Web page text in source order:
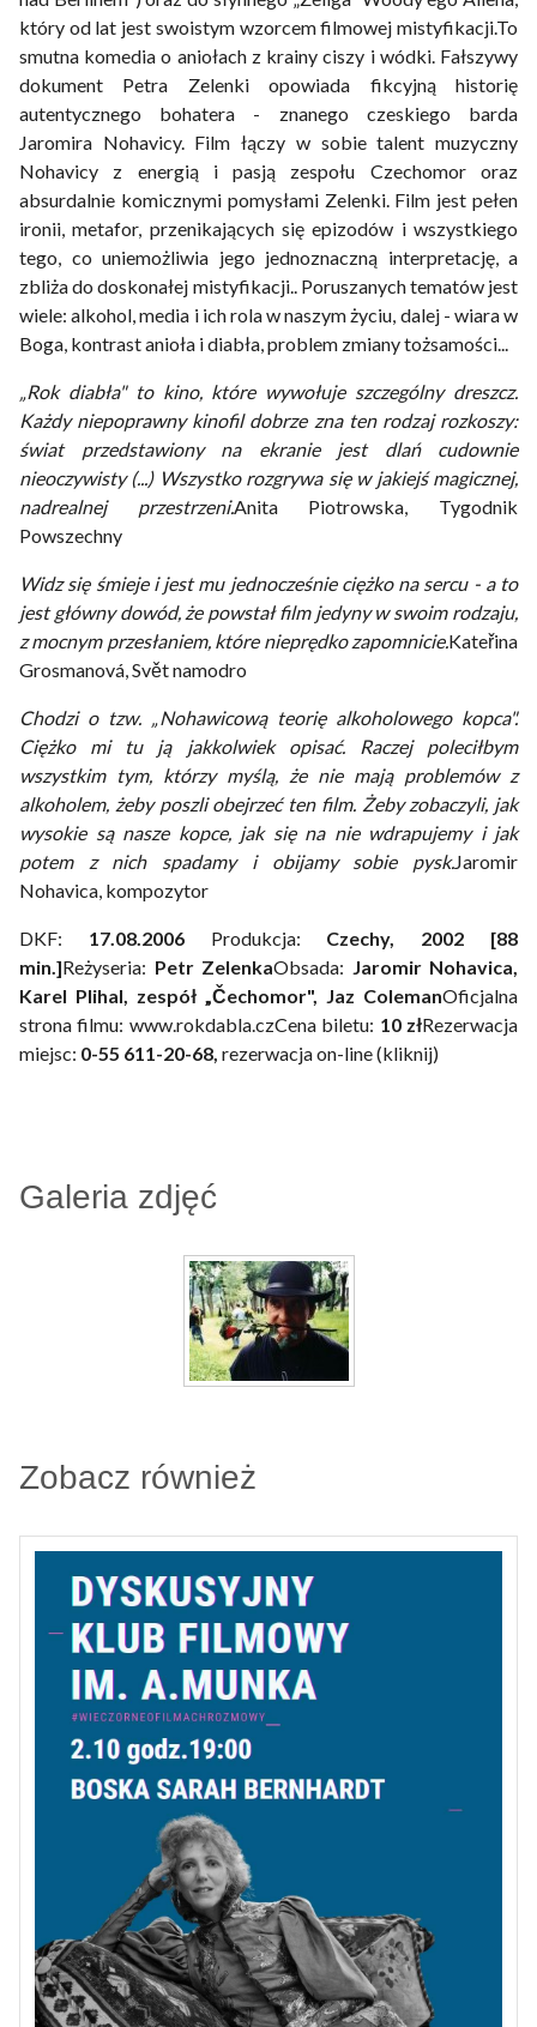
który od lat jest swoistym wzorcem filmowej mistyfikacji.To
smutna komedia o aniołach z krainy ciszy i wódki. Fałszywy
dokument Petra Zelenki opowiada fikcyjną historię
autentycznego bohatera - znanego czeskiego barda
Jaromira Nohavicy. Film łączy w sobie talent muzyczny
Nohavicy z energią i pasją zespołu Czechomor oraz
absurdalnie komicznymi pomysłami Zelenki. Film jest pełen
ironii, metafor, przenikających się epizodów i wszystkiego
tego, co uniemożliwia jego jednoznaczną interpretację, a
zbliża do doskonałej mistyfikacji.. Poruszanych tematów jest
wiele: alkohol, media i ich rola w naszym życiu, dalej - wiara w
Boga, kontrast anioła i diabła, problem zmiany tożsamości...
„Rok diabła" to kino, które wywołuje szczególny dreszcz.
Każdy niepoprawny kinofil dobrze zna ten rodzaj rozkoszy:
świat przedstawiony na ekranie jest dlań cudownie
nieoczywisty (...) Wszystko rozgrywa się w jakiejś magicznej,
nadrealnej przestrzeni.Anita Piotrowska, Tygodnik
Powszechny
Widz się śmieje i jest mu jednocześnie ciężko na sercu - a to
jest główny dowód, że powstał film jedyny w swoim rodzaju,
z mocnym przesłaniem, które nieprędko zapomnicie.Kateřina
Grosmanová, Svět namodro
Chodzi o tzw. „Nohawicową teorię alkoholowego kopca".
Ciężko mi tu ją jakkolwiek opisać. Raczej poleciłbym
wszystkim tym, którzy myślą, że nie mają problemów z
alkoholem, żeby poszli obejrzeć ten film. Żeby zobaczyli, jak
wysokie są nasze kopce, jak się na nie wdrapujemy i jak
potem z nich spadamy i obijamy sobie pysk.Jaromir
Nohavica, kompozytor
DKF: 17.08.2006 Produkcja: Czechy, 2002 [88
min.]Reżyseria: Petr ZelenkaObsada: Jaromir Nohavica,
Karel Plihal, zespół „Čechomor", Jaz ColemanOficjalna
strona filmu: www.rokdabla.czCena biletu: 10 złRezerwacja
miejsc: 0-55 611-20-68, rezerwacja on-line (kliknij)
Galeria zdjęć
Zobacz również